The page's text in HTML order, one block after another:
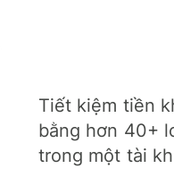
Tiết kiệm tiền
bằng hơn 40+
trong một tài